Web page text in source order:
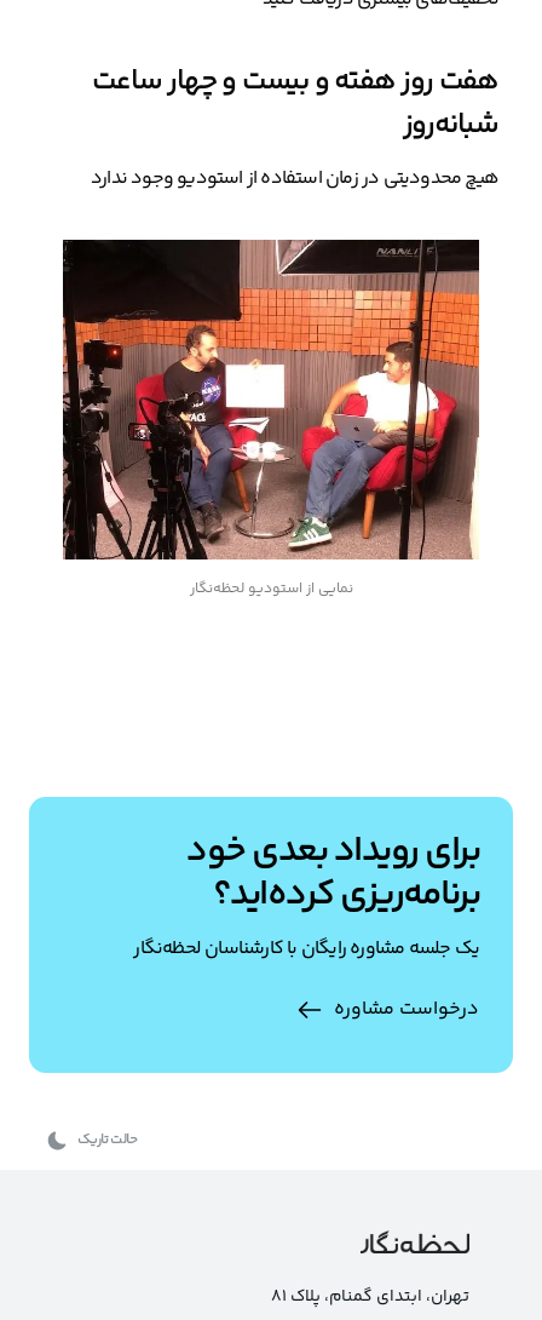
هفت روز هفته و بیست و چهار ساعت
شبانه‌روز
هیچ محدودیتی در زمان استفاده از استودیو وجود ندارد
نمایی از استودیو لحظه‌نگار
برای رویداد بعدی خود
برنامه‌ریزی کرده‌اید؟
یک جلسه مشاوره رایگان با کارشناسان لحظه‌نگار
درخواست مشاوره
حالت تاریک
تهران، ابتدای گمنام، پلاک ۸۱